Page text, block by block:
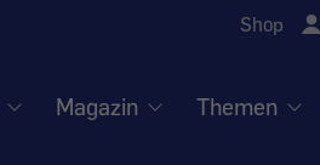
Shop
Magazin Themen